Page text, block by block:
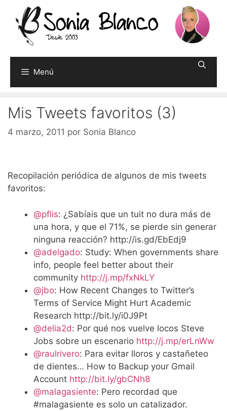
contenido
Menú
Mis Tweets favoritos (3)
4 marzo, 2011 por Sonia Blanco
Recopilación periódica de algunos de mis tweets
favoritos:
@pflis: ¿Sabíais que un tuit no dura más de
una hora, y que el 71%, se pierde sin generar
ninguna reacción? http://is.gd/EbEdj9
@adelgado: Study: When governments share
info, people feel better about their
community http://j.mp/fxNkLY
@jbo: How Recent Changes to Twitter’s
Terms of Service Might Hurt Academic
Research http://bit.ly/i0J9Pt
@delia2d: Por qué nos vuelve locos Steve
Jobs sobre un escenario http://j.mp/erLnWw
@raulrivero: Para evitar lloros y castañeteo
de dientes… How to Backup your Gmail
Account http://bit.ly/gbCNh8
@malagasiente: Pero recordad que
#malagasiente es solo un catalizador.